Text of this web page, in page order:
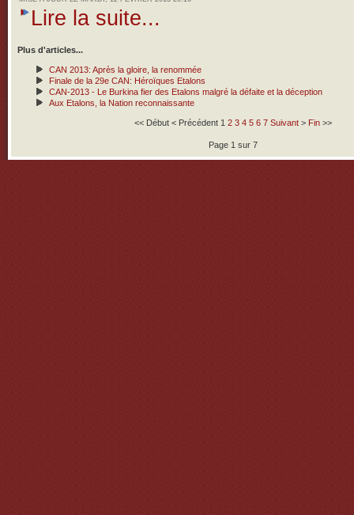
Lire la suite...
Plus d'articles...
CAN 2013: Après la gloire, la renommée
Finale de la 29e CAN: Héroïques Etalons
CAN-2013 - Le Burkina fier des Etalons malgré la défaite et la déception
Aux Etalons, la Nation reconnaissante
<< Début < Précédent 1 2 3 4 5 6 7 Suivant > Fin >>
Page 1 sur 7